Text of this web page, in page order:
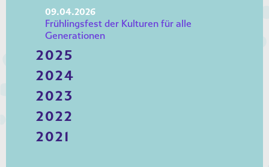
09.04.2026
Frühlingsfest der Kulturen für alle
Generationen
2025
2024
2023
2022
2021